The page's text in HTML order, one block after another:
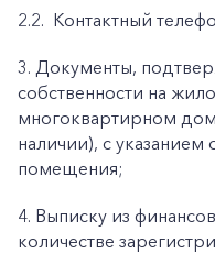
2.2. Контактный
3. Документы,
собственности на
многоквартирном
наличии), с
помещения;
4. Выписку из
количестве